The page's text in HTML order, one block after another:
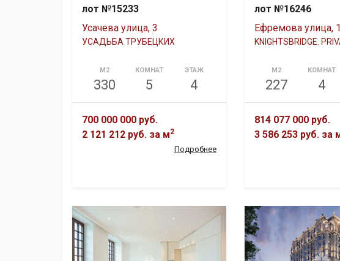
лот №15233
Усачева улица, 3
УСАДЬБА ТРУБЕЦКИХ
М2
330
КОМНАТ
5
ЭТАЖ
4
700 000 000 руб.
2 121 212 руб. за м2
Подробнее
лот №16246
Ефремова улица,
KNIGHTSBRIDGE.
М2
227
КОМНАТ
4
814 077 000 руб.
3 586 253 руб.за